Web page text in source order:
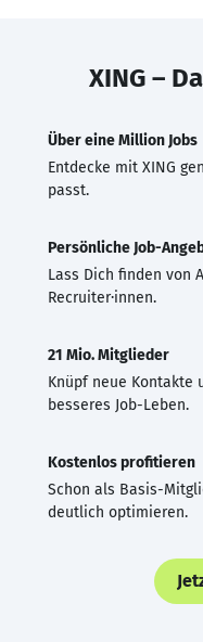
XING –
Über eine Million Jobs
Entdecke mit XING
passt.
Persönliche Job-
Lass Dich finden von
Recruiter·innen.
21 Mio. Mitglieder
Knüpf neue Kontakte
besseres Job-Leben.
Kostenlos profitieren
Schon als Basis-
deutlich optimieren.